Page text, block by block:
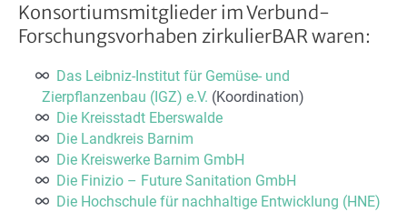
Konsortiumsmitglieder im Verbund-
Forschungsvorhaben zirkulierBAR waren:
Das Leibniz-Institut für Gemüse- und
Zierpflanzenbau (IGZ) e.V. (Koordination)
Die Kreisstadt Eberswalde
Die Landkreis Barnim
Die Kreiswerke Barnim GmbH
Die Finizio – Future Sanitation GmbH
Die Hochschule für nachhaltige Entwicklung (HNE)